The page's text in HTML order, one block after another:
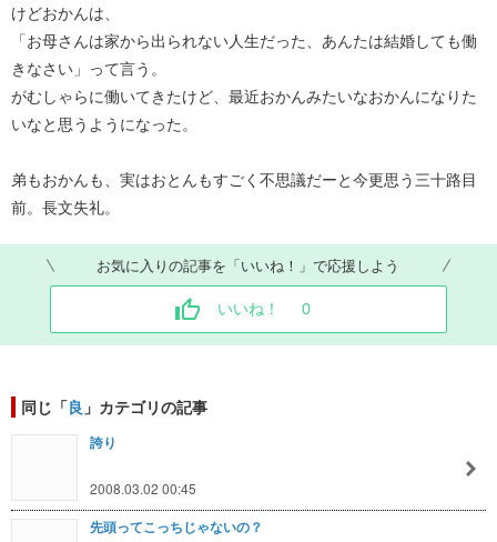
けどおかんは、
「お母さんは家から出られない人生だった、あんたは結婚しても働
きなさい」って言う。
がむしゃらに働いてきたけど、最近おかんみたいなおかんになりた
いなと思うようになった。
弟もおかんも、実はおとんもすごく不思議だーと今更思う三十路目
前。長文失礼。
お気に入りの記事を「いいね！」で応援しよう
いいね！ 0
同じ「良 」カテゴリの記事
誇り
2008.03.02 00:45
先頭ってこっちじゃないの？